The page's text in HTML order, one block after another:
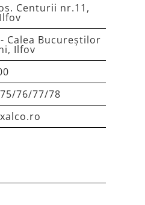
Centurii nr.11,
Calea Bucureștilor
Ilfov
76/77/78